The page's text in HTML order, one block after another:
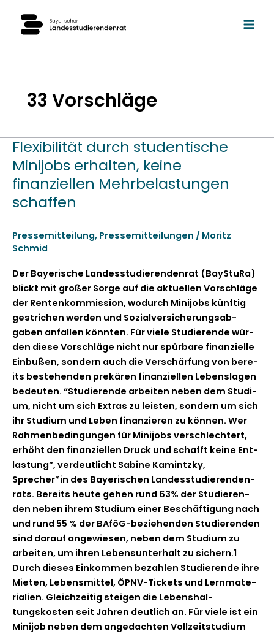
Inhalt
springen
33 Vorschläge
Flexibilität durch studentische
Minijobs erhalten, keine
finanziellen Mehrbelastungen
schaffen
Pressemitteilung, Pressemitteilungen / Moritz
Schmid
Der Bay­erische Lan­desstudieren­den­rat (BayStu­Ra)
blickt mit großer Sorge auf die aktuellen Vorschläge
der Rentenkom­mis­sion, wodurch Mini­jobs kün­ftig
gestrichen wer­den und Sozialver­sicherungsab­
gaben anfall­en kön­nten. Für viele Studierende wür­
den diese Vorschläge nicht nur spür­bare finanzielle
Ein­bußen, son­dern auch die Ver­schär­fung von bere­
its beste­hen­den prekären finanziellen Lebensla­gen
bedeuten. “Studierende arbeit­en neben dem Studi­
um, nicht um sich Extras zu leis­ten, son­dern um sich
ihr Studi­um und Leben finanzieren zu kön­nen. Wer
Rah­menbe­din­gun­gen für Mini­jobs ver­schlechtert,
erhöht den finanziellen Druck und schafft keine Ent­
las­tung”, verdeut­licht Sabine Kam­intzky,
Sprecher*in des Bay­erischen Lan­desstudieren­den­
rats. Bere­its heute gehen rund 63% der Studieren­
den neben ihrem Studi­um ein­er Beschäf­ti­gung nach
und rund 55 % der BAföG-beziehen­­den Studieren­den
sind darauf angewiesen, neben dem Studi­um zu
arbeit­en, um ihren Leben­sun­ter­halt zu sich­ern.1
Durch dieses Einkom­men bezahlen Studierende ihre
Mieten, Lebens­mit­tel, ÖPNV-Tick­­ets und Lern­ma­te­
ri­alien. Gle­ichzeit­ig steigen die Leben­shal­
tungskosten seit Jahren deut­lich an. Für viele ist ein
Mini­job neben dem angedacht­en Vol­lzeit­studi­um
Flexibilität
durch
studentische
Minijobs
erhalten,
finanziellen
Mehrbelastungen